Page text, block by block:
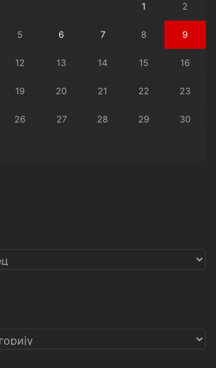
1 2
5 6 7 8 9
12 13 14 15 16
19 20 21 22 23
26 27 28 29 30